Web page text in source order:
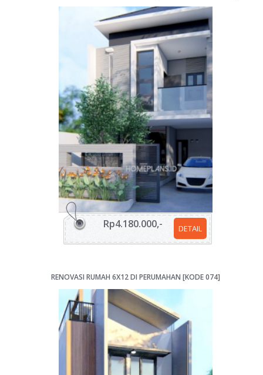
DETAIL
Rp4.180.000,-
RENOVASI RUMAH 6X12 DI PERUMAHAN [KODE 074]